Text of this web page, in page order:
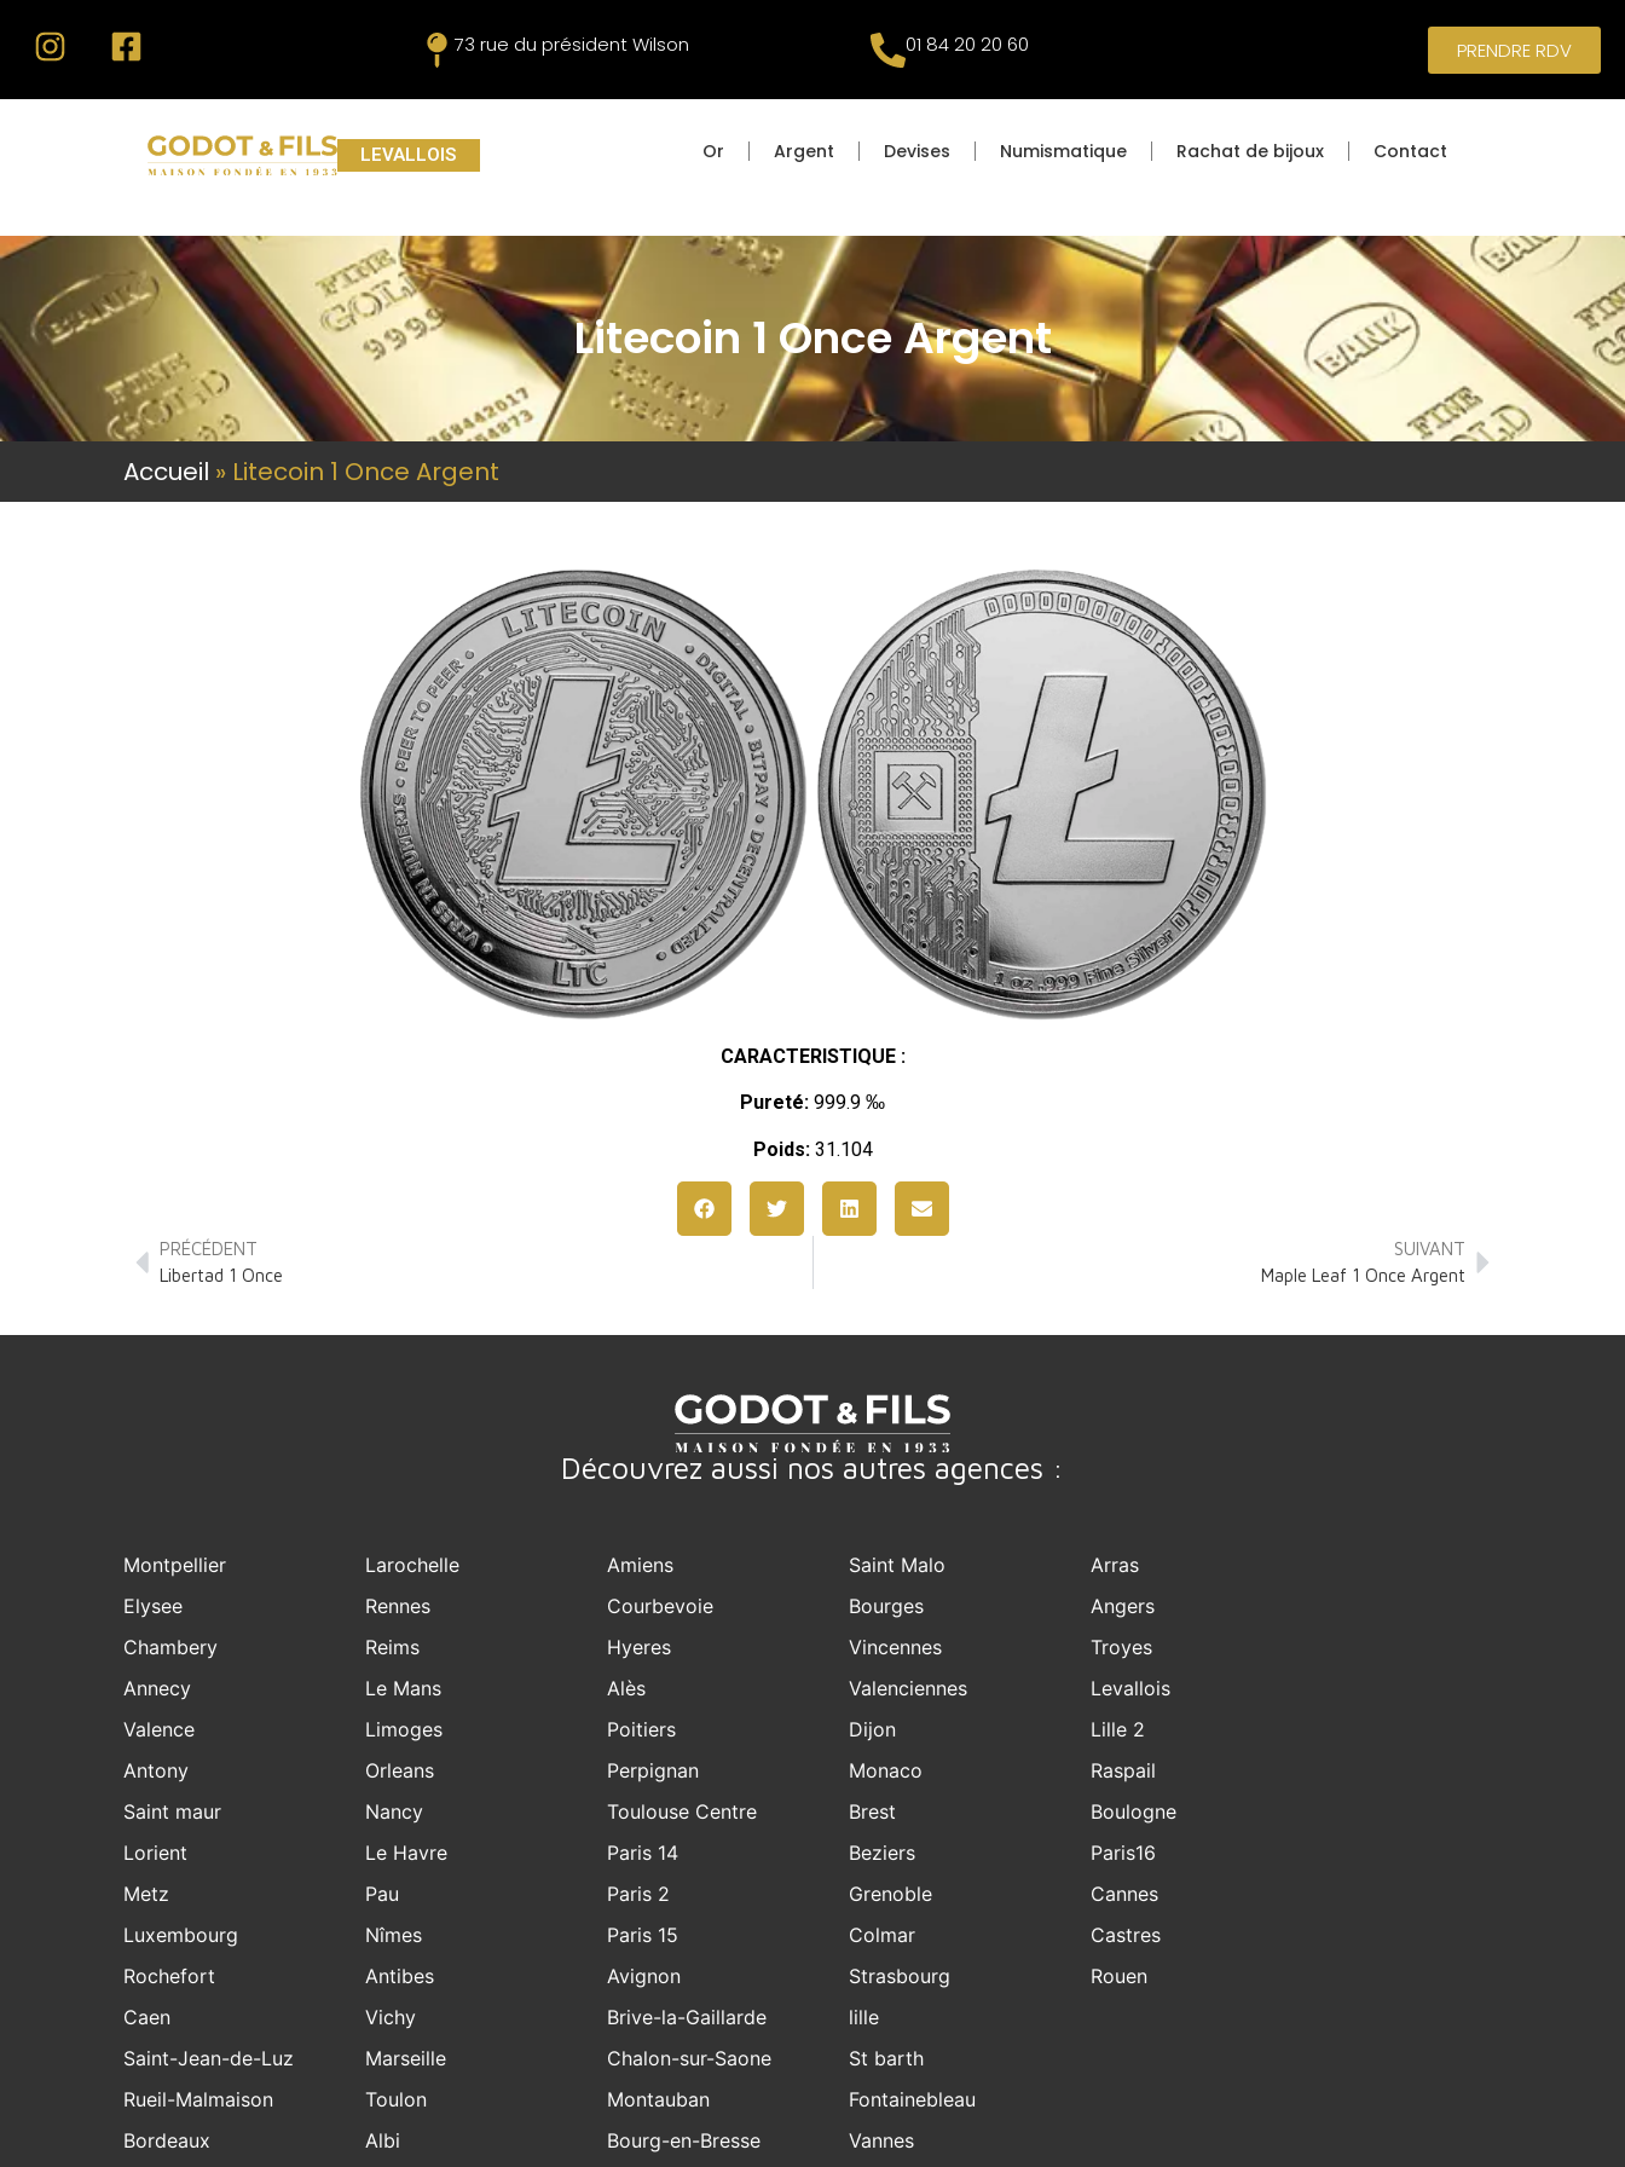
73 rue du président Wilson 01 84 20 20 60 PRENDRE RDV
LEVALLOIS Or Argent Devises Numismatique Rachat de bijoux Contact
Litecoin 1 Once Argent
Accueil » Litecoin 1 Once Argent
CARACTERISTIQUE :
Pureté: 999.9 ‰
Poids:31.104
PRÉCÉDENT
Libertad 1 Once
SUIVANT
Maple Leaf 1 Once Argent
Découvrez aussi nos autres agences :
Montpellier
Elysee
Chambery
Annecy
Valence
Antony
Saint maur
Lorient
Metz
Luxembourg
Rochefort
Larochelle
Rennes
Reims
Le Mans
Limoges
Orleans
Nancy
Le Havre
Pau
Nîmes
Antibes
Amiens
Courbevoie
Hyeres
Alès
Poitiers
Perpignan
Toulouse Centre
Paris 14
Paris 2
Paris 15
Avignon
Saint Malo
Bourges
Vincennes
Valenciennes
Dijon
Monaco
Brest
Beziers
Grenoble
Colmar
Strasbourg
Arras
Angers
Troyes
Levallois
Lille 2
Raspail
Boulogne
Paris16
Cannes
Castres
Rouen
Caen
Saint-Jean-de-Luz
Rueil-Malmaison
Bordeaux
Vichy
Marseille
Toulon
Albi
Brive-la-Gaillarde
Chalon-sur-Saone
Montauban
Bourg-en-Bresse
lille
St barth
Fontainebleau
Vannes